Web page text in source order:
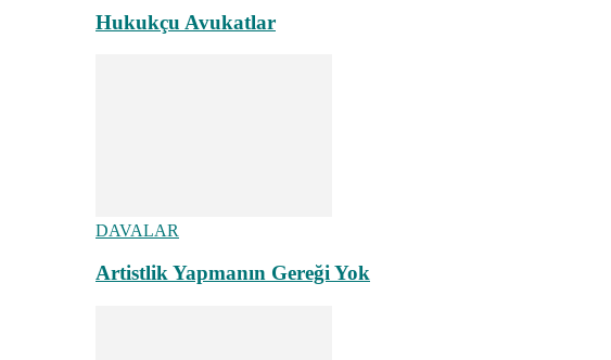
Hukukçu Avukatlar
DAVALAR
Artistlik Yapmanın Gereği Yok